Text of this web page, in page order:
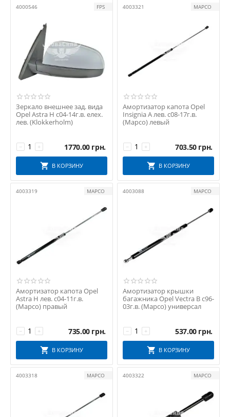
4000546 FPS
Зеркало внешнее зад. вида
Opel Astra H с04-14г.в. елех.
лев. (Klokkerholm)
+
− 1770.00 грн.
В КОРЗИНУ
4003321 MAPCO
Амортизатор капота Opel
Insignia A лев. с08-17г.в.
(Mapco) левый
+
− 703.50 грн.
В КОРЗИНУ
4003319 MAPCO
Амортизатор капота Opel
Astra H лев. с04-11г.в.
(Mapco) правый
+
− 735.00 грн.
В КОРЗИНУ
4003088 MAPCO
Амортизатор крышки
багажника Opel Vectra B с96-
03г.в. (Mapco) универсал
+
− 537.00 грн.
В КОРЗИНУ
4003318 MAPCO 4003322 MAPCO